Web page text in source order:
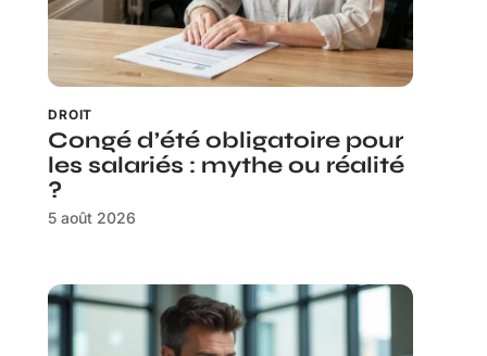
DROIT
Congé d’été obligatoire pour
les salariés : mythe ou réalité
?
5 août 2026